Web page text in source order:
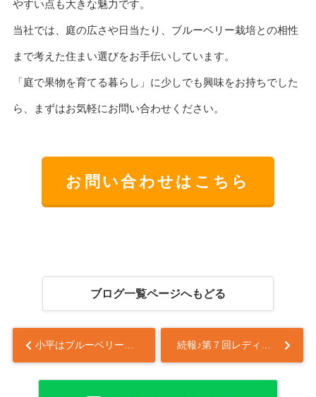
やすい点も大きな魅力です。
当社では、庭の広さや日当たり、ブルーベリー栽培との相性
まで考えた住まい選びをお手伝いしています。
「庭で果物を育てる暮らし」に少しでも興味をお持ちでした
ら、まずはお気軽にお問い合わせください。
お問い合わせはこちら
ブログ一覧ページへもどる